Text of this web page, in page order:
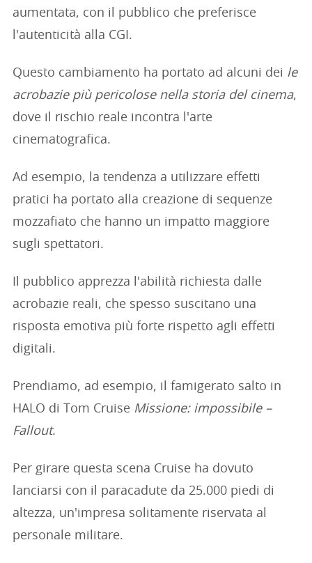
aumentata, con il pubblico che preferisce
l'autenticità alla CGI.
Questo cambiamento ha portato ad alcuni dei le
acrobazie più pericolose nella storia del cinema,
dove il rischio reale incontra l'arte
cinematografica.
Ad esempio, la tendenza a utilizzare effetti
pratici ha portato alla creazione di sequenze
mozzafiato che hanno un impatto maggiore
sugli spettatori.
Il pubblico apprezza l'abilità richiesta dalle
acrobazie reali, che spesso suscitano una
risposta emotiva più forte rispetto agli effetti
digitali.
Prendiamo, ad esempio, il famigerato salto in
HALO di Tom Cruise Missione: impossibile –
Fallout.
Per girare questa scena Cruise ha dovuto
lanciarsi con il paracadute da 25.000 piedi di
altezza, un'impresa solitamente riservata al
personale militare.